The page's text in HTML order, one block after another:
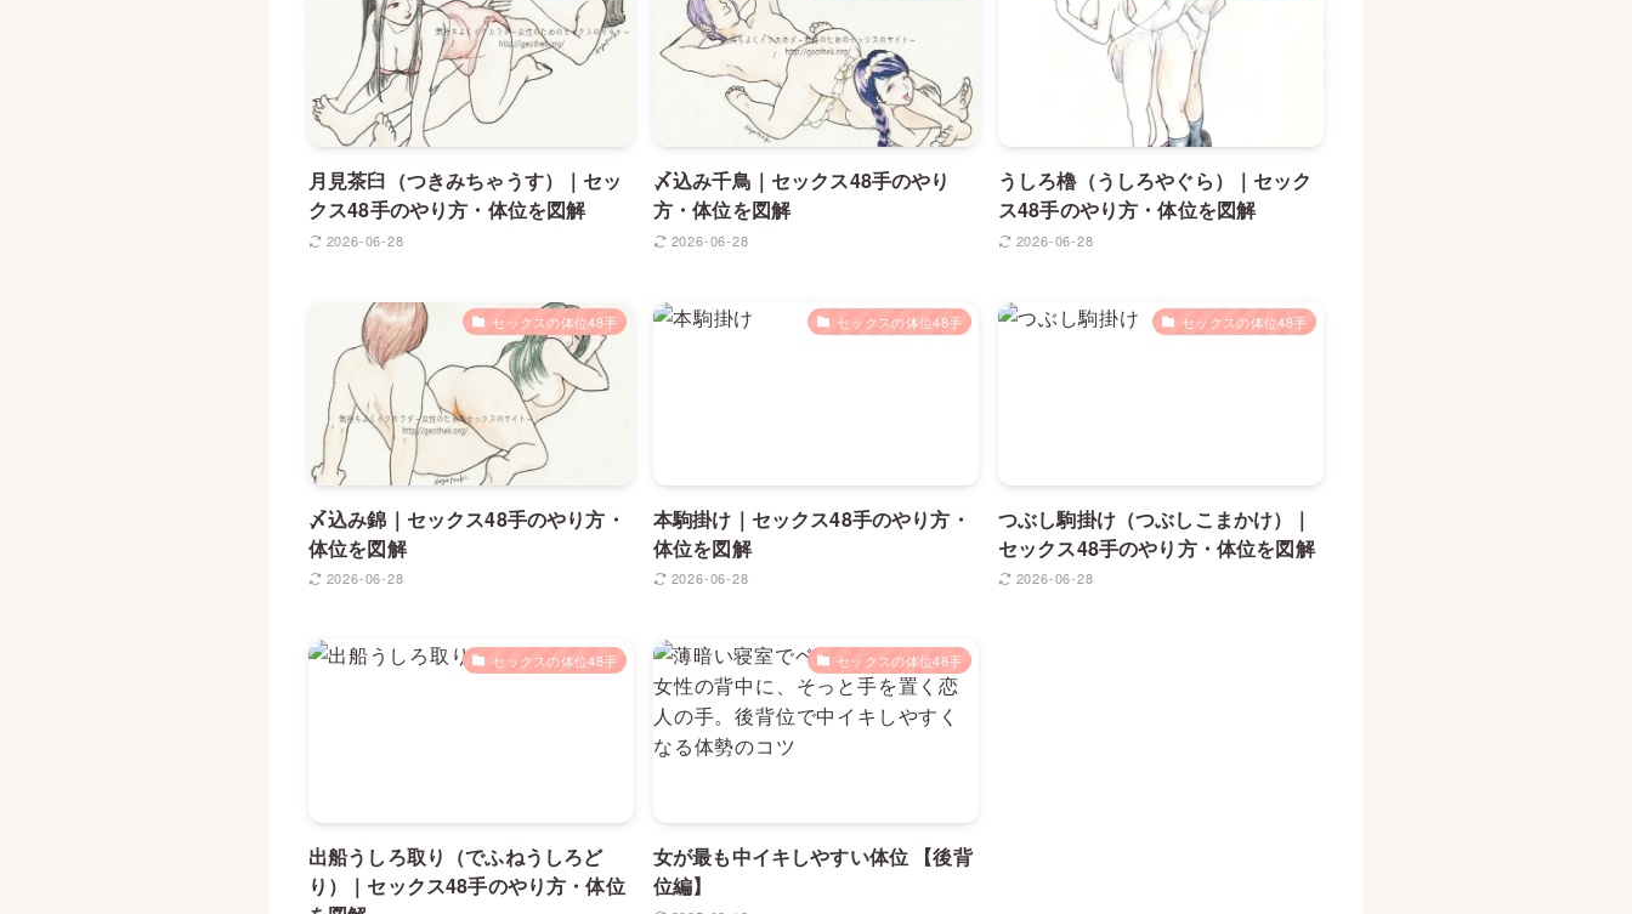
月見茶臼（つきみちゃうす）｜セッ
クス48手のやり方・体位を図解
2026-06-28
〆込み千鳥｜セックス48手のやり
方・体位を図解
2026-06-28
うしろ櫓（うしろやぐら）｜セック
ス48手のやり方・体位を図解
2026-06-28
セックスの体位48手
〆込み錦｜セックス48手のやり方・
体位を図解
2026-06-28
セックスの体位48手
本駒掛け｜セックス48手のやり方・
体位を図解
2026-06-28
セックスの体位48手
つぶし駒掛け（つぶしこまかけ）｜
セックス48手のやり方・体位を図解
2026-06-28
セックスの体位48手
出船うしろ取り（でふねうしろど
り）｜セックス48手のやり方・体位
セックスの体位48手
女が最も中イキしやすい体位 【後背
位編】